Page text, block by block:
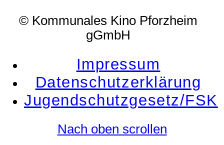
© Kommunales Kino Pforzheim
gGmbH
Impressum
Datenschutzerklärung
Jugendschutzgesetz/FSK
Nach oben scrollen